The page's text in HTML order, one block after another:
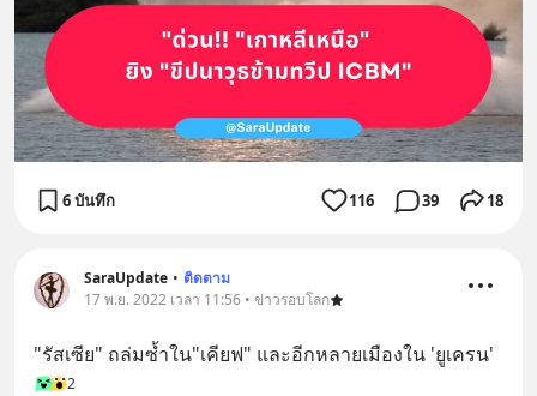
6 บันทึก 116 39 18
SaraUpdate • ติดตาม
17 พ.ย. 2022 เวลา 11:56 • ข่าวรอบโลก
"รัสเซีย" ถล่มซ้ำใน"เคียฟ" และอีกหลายเมืองใน 'ยูเครน'
2